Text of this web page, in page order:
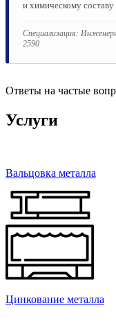
и химическому составу
Специализация:
2590
Ответы на частые
Услуги
Вальцовка металла
Цинкование металла